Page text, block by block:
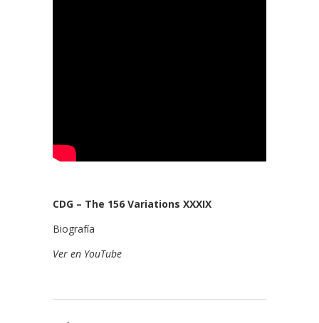
CDG – The 156 Variations XXXIX
Biografía
Ver en YouTube